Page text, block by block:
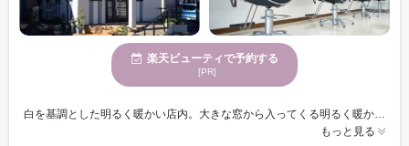
楽天ビューティで予約する
[PR]
白を基調とした明るく暖かい店内。大きな窓から入ってくる明るく暖かい陽射しと、店内には、観葉植物がいくつも並び、メダカもお出迎え♪初めてご来店されるお客様でも安心のアットホームな雰囲気のサロンです♪さなお子様からお年寄りまで幅広い年齢層の方、ご家族揃ってご来店くださる方も多くいらっしゃいます☆ なんと、まつ毛エクステンション60本（片目30本）￥3,120～とお手頃の値段です。安心！安全！高品質！★付けている感じが全くしない超自然なつけ心地♪理想の目元になります！！コミュミケーションをとりながら時間をかけて丁寧にカウンセリングするため安心です！ 贅沢な時間をお楽しみください・・・♪
もっと見る